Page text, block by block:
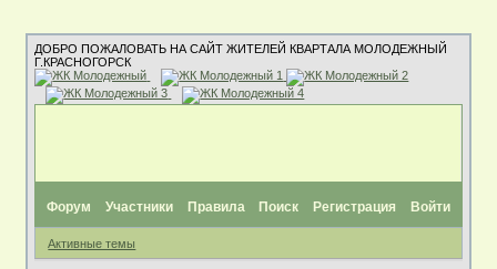
ДОБРО ПОЖАЛОВАТЬ НА САЙТ ЖИТЕЛЕЙ КВАРТАЛА МОЛОДЕЖНЫЙ
Г.КРАСНОГОРСК
Форум Участники Правила Поиск Регистрация Войти
Активные темы